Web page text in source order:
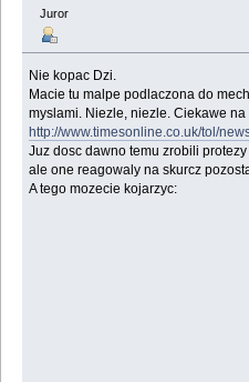
Juror
Nie kopac Dzi.
Macie tu malpe podlaczona do
myslami. Niezle, niezle. Ciekawe
http://www.timesonline.co.uk/tol/
Juz dosc dawno temu zrobili
ale one reagowaly na skurcz
A tego mozecie kojarzyc: